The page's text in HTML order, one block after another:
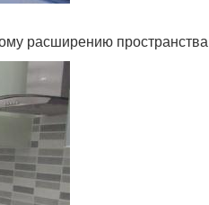
расширению пространства